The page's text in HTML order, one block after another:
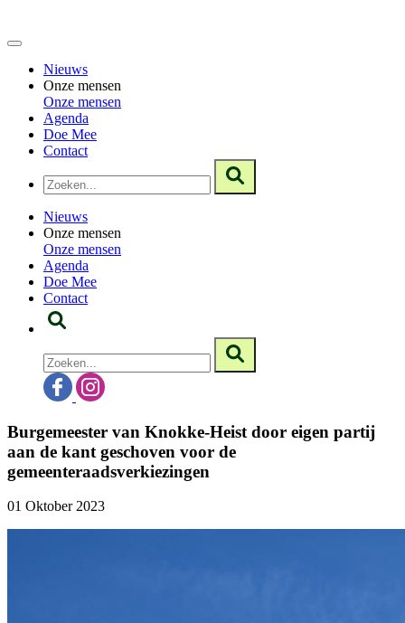
Nieuws
Onze mensen
Onze mensen
Agenda
Doe Mee
Contact
Nieuws
Onze mensen
Onze mensen
Agenda
Doe Mee
Contact
Burgemeester van Knokke-Heist door eigen partij
aan de kant geschoven voor de
gemeenteraadsverkiezingen
01 Oktober 2023